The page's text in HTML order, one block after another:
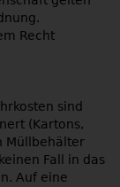
Recht
sind
(Kartons,
Müllbehälter
Fall in das
Auf eine